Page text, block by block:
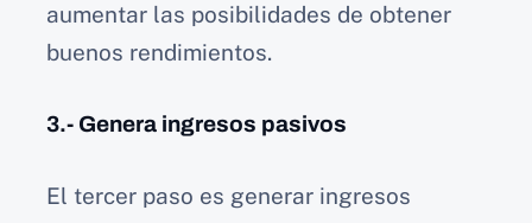
aumentar las posibilidades de obtener
buenos rendimientos.
3.- Genera ingresos pasivos
El tercer paso es generar ingresos